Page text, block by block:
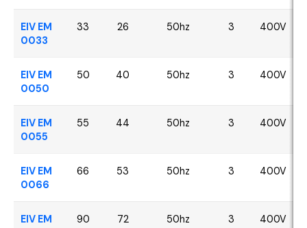
EIV EM
0033
33 26 50hz 3 400V
EIV EM
0050
50 40 50hz 3 400V
EIV EM
0055
55 44 50hz 3 400V
EIV EM
0066
66 53 50hz 3 400V
EIV EM
90 72 50hz 3 400V